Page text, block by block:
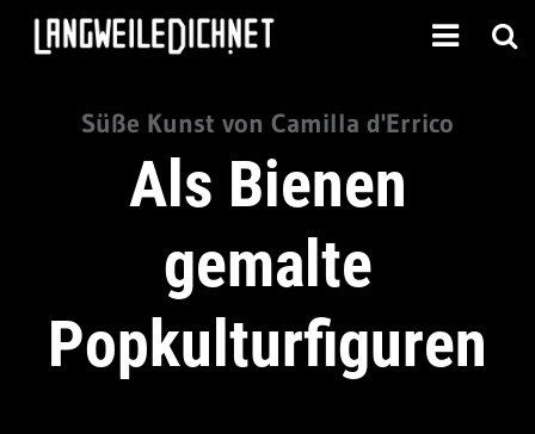
Süße Kunst von Camilla d'Errico
Als Bienen
gemalte
Popkulturfiguren